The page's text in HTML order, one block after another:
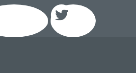
LinkedIn GEIQ Twitter